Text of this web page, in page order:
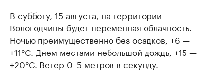
В субботу, 15 августа, на территории
Вологодчины будет переменная облачность.
Ночью преимущественно без осадков, +6 —
+11°C. Днем местами небольшой дождь, +15 —
+20°C. Ветер 0–5 метров в секунду.